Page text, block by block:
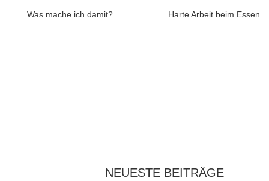
Was mache ich damit? Harte Arbeit beim Essen
NEUESTE BEITRÄGE